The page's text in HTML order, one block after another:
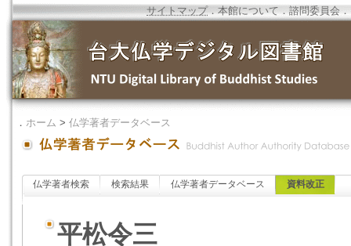
サイトマップ．本館について ．諮問委員会 ．
． ホーム > 仏学著者データベース
仏学著者検索 検索結果 仏学著者データベース 資料改正
平松令三